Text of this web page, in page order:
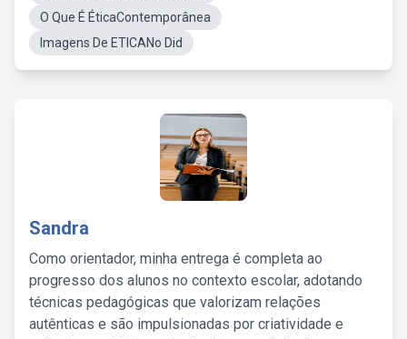
O Que É ÉticaContemporânea
Imagens De ETICANo Did
Sandra
Como orientador, minha entrega é completa ao
progresso dos alunos no contexto escolar, adotando
técnicas pedagógicas que valorizam relações
autênticas e são impulsionadas por criatividade e